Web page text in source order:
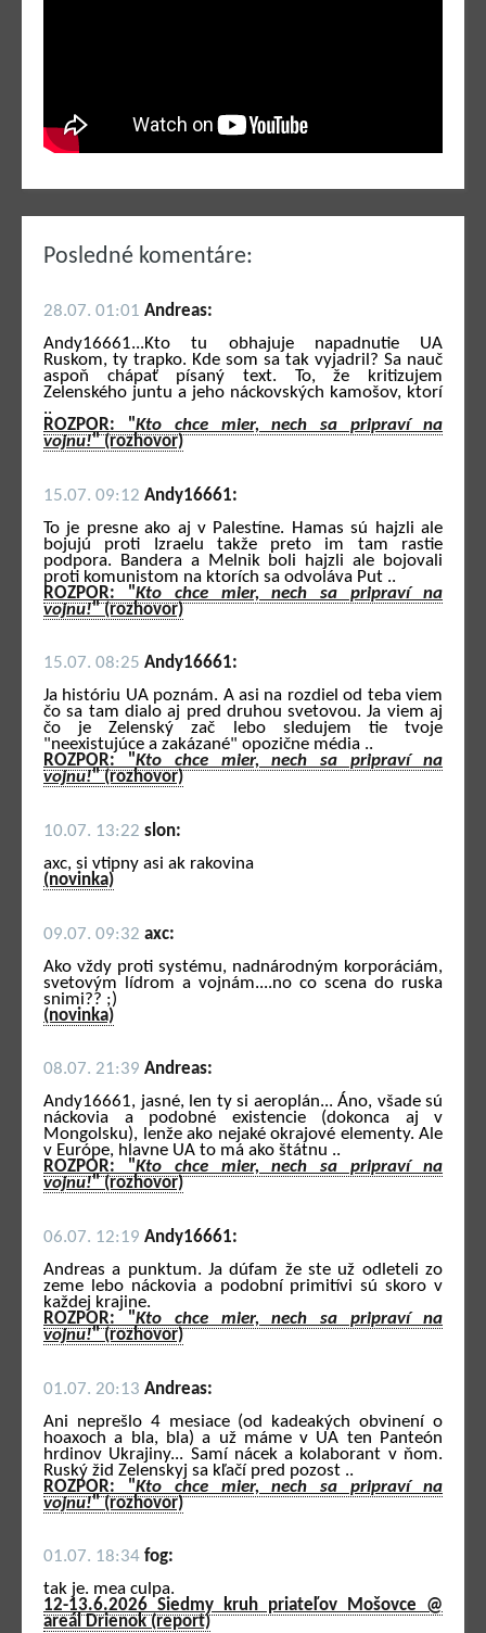
Posledné komentáre:
28.07. 01:01 Andreas:
Andy16661...Kto tu obhajuje napadnutie UA
Ruskom, ty trapko. Kde som sa tak vyjadril? Sa nauč
aspoň chápať písaný text. To, že kritizujem
Zelenského juntu a jeho náckovských kamošov, ktorí
..
ROZPOR: "Kto chce mier, nech sa pripraví na
vojnu!" (rozhovor)
15.07. 09:12 Andy16661:
To je presne ako aj v Palestíne. Hamas sú hajzli ale
bojujú proti Izraelu takže preto im tam rastie
podpora. Bandera a Melnik boli hajzli ale bojovali
proti komunistom na ktorích sa odvoláva Put ..
ROZPOR: "Kto chce mier, nech sa pripraví na
vojnu!" (rozhovor)
15.07. 08:25 Andy16661:
Ja históriu UA poznám. A asi na rozdiel od teba viem
čo sa tam dialo aj pred druhou svetovou. Ja viem aj
čo je Zelenský zač lebo sledujem tie tvoje
"neexistujúce a zakázané" opozične média ..
ROZPOR: "Kto chce mier, nech sa pripraví na
vojnu!" (rozhovor)
10.07. 13:22 slon:
axc, si vtipny asi ak rakovina
(novinka)
09.07. 09:32 axc:
Ako vždy proti systému, nadnárodným korporáciám,
svetovým lídrom a vojnám....no co scena do ruska
snimi?? ;)
(novinka)
08.07. 21:39 Andreas:
Andy16661, jasné, len ty si aeroplán... Áno, všade sú
náckovia a podobné existencie (dokonca aj v
Mongolsku), lenže ako nejaké okrajové elementy. Ale
v Európe, hlavne UA to má ako štátnu ..
ROZPOR: "Kto chce mier, nech sa pripraví na
vojnu!" (rozhovor)
06.07. 12:19 Andy16661:
Andreas a punktum. Ja dúfam že ste už odleteli zo
zeme lebo náckovia a podobní primitívi sú skoro v
každej krajine.
ROZPOR: "Kto chce mier, nech sa pripraví na
vojnu!" (rozhovor)
01.07. 20:13 Andreas:
Ani neprešlo 4 mesiace (od kadeakých obvinení o
hoaxoch a bla, bla) a už máme v UA ten Panteón
hrdinov Ukrajiny... Samí nácek a kolaborant v ňom.
Ruský žid Zelenskyj sa kľačí pred pozost ..
ROZPOR: "Kto chce mier, nech sa pripraví na
vojnu!" (rozhovor)
01.07. 18:34 fog:
tak je. mea culpa.
12-13.6.2026 Siedmy kruh priateľov Mošovce @
areál Drienok (report)